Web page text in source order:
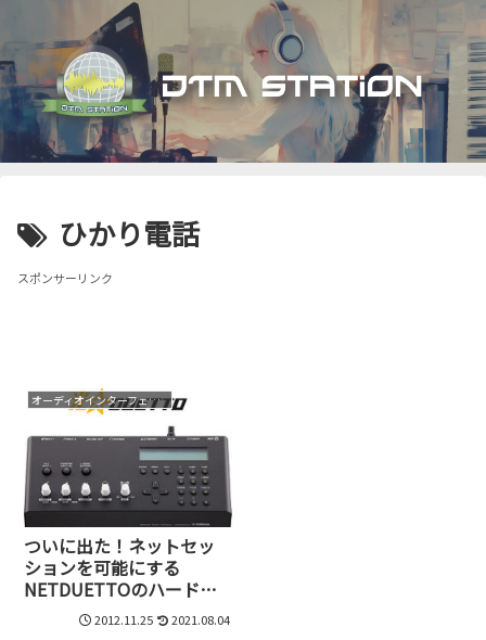
ひかり電話
スポンサーリンク
オーディオインターフェイス
ついに出た！ネットセッ
ションを可能にする
NETDUETTOのハードウ
2012.11.25 2021.08.04